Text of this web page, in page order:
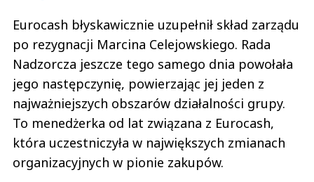
Eurocash błyskawicznie uzupełnił skład zarządu
po rezygnacji Marcina Celejowskiego. Rada
Nadzorcza jeszcze tego samego dnia powołała
jego następczynię, powierzając jej jeden z
najważniejszych obszarów działalności grupy.
To menedżerka od lat związana z Eurocash,
która uczestniczyła w największych zmianach
organizacyjnych w pionie zakupów.